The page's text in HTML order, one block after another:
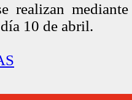
realizan
10 de abril.